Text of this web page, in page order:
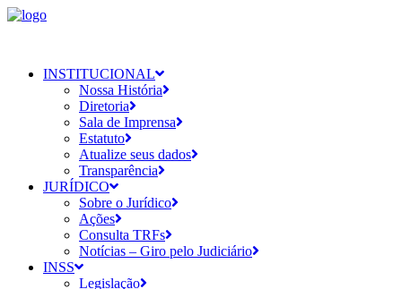
INSTITUCIONAL
Nossa História
Diretoria
Sala de Imprensa
Estatuto
Atualize seus dados
Transparência
JURÍDICO
Sobre o Jurídico
Ações
Consulta TRFs
Notícias – Giro pelo Judiciário
INSS
Legislação